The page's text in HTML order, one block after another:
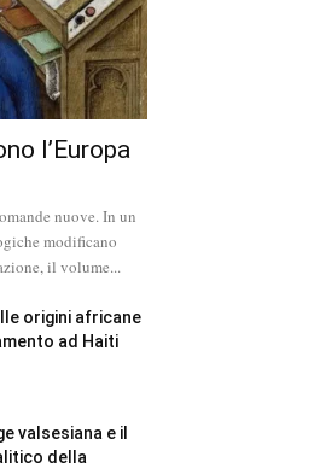
l’Europa
nuove. In un
modificano
il volume...
origini africane
ad Haiti
valsesiana e il
della